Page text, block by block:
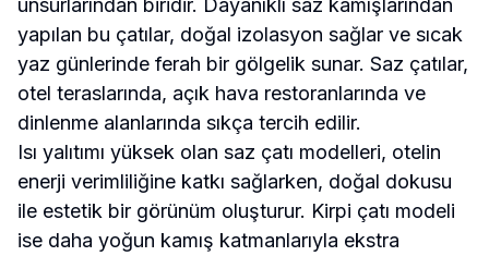
unsurlarından biridir. Dayanıklı saz kamışlarından
yapılan bu çatılar, doğal izolasyon sağlar ve sıcak
yaz günlerinde ferah bir gölgelik sunar. Saz çatılar,
otel teraslarında, açık hava restoranlarında ve
dinlenme alanlarında sıkça tercih edilir.
Isı yalıtımı yüksek olan saz çatı modelleri, otelin
enerji verimliliğine katkı sağlarken, doğal dokusu
ile estetik bir görünüm oluşturur. Kirpi çatı modeli
ise daha yoğun kamış katmanlarıyla ekstra